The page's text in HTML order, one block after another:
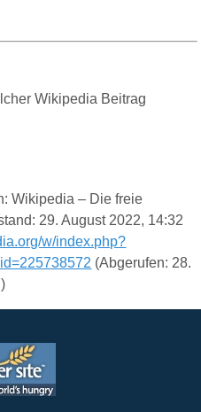
Wikipedia Beitrag
Wikipedia – Die freie
29. August 2022, 14:32
w/index.php?
(Abgerufen: 28.